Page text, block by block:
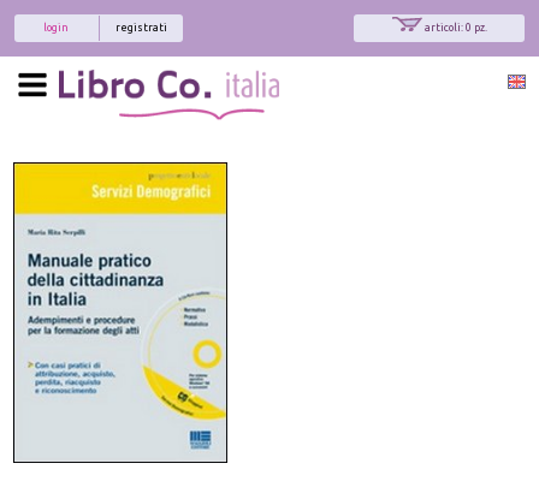
articoli: 0 pz.
registrati
login